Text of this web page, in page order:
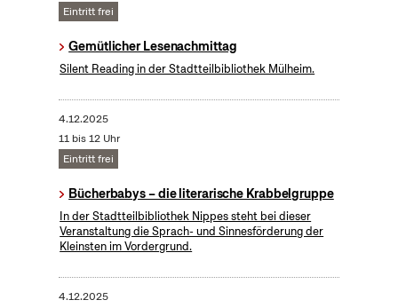
Eintritt frei
Gemütlicher Lesenachmittag
Silent Reading in der Stadtteilbibliothek Mülheim.
4.12.2025
11 bis 12 Uhr
Eintritt frei
Bücherbabys – die literarische Krabbelgruppe
In der Stadtteilbibliothek Nippes steht bei dieser
Veranstaltung die Sprach- und Sinnesförderung der
Kleinsten im Vordergrund.
4.12.2025